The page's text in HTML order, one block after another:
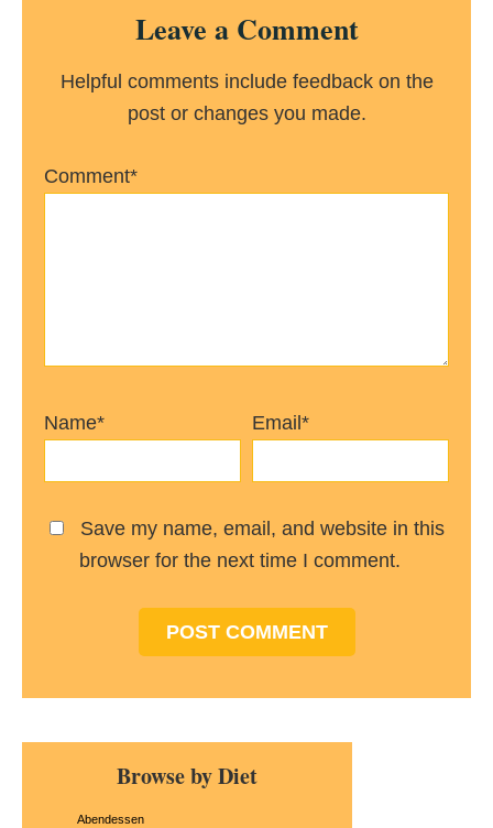
InteractionsLeave a Comment
Helpful comments include feedback on the
post or changes you made.
Comment*
Name* Email*
Save my name, email, and website in this
browser for the next time I comment.
Primary
SidebarBrowse by Diet
Abendessen